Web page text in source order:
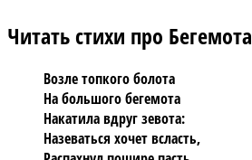
Читать стихи про Бегемота
Возле топкого болота
На большого бегемота
Накатила вдруг зевота:
Назеваться хочет всласть,